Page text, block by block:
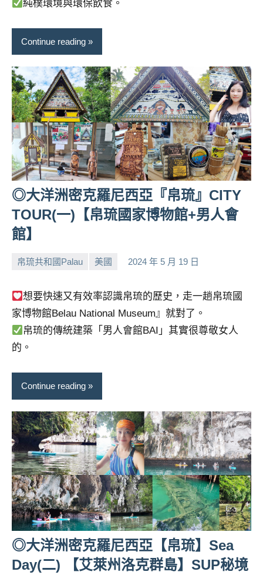
純樸環境與環保飲食。
Continue reading
◎大洋洲密克羅尼西亞『帛琉』CITY
TOUR(一)【帛琉國家博物館+男人會
館】
帛琉共和國Palau 美國 2024 年 5 月 19 日
小No
想要快速又有效率認識帛琉的歷史，走一趟帛琉國
家博物館Belau National Museum』就對了。
帛琉的傳統建築「男人會館BAI」其實很尊敬女人
的。
Continue reading
◎大洋洲密克羅尼西亞【帛琉】Sea
Day(二) 【艾萊州洛克群島】SUP秘境